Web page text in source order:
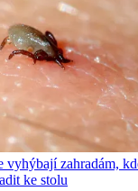
zahradám,
ke stolu